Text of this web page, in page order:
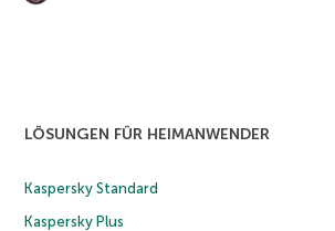
LÖSUNGEN FÜR HEIMANWENDER
Kaspersky Standard
Kaspersky Plus